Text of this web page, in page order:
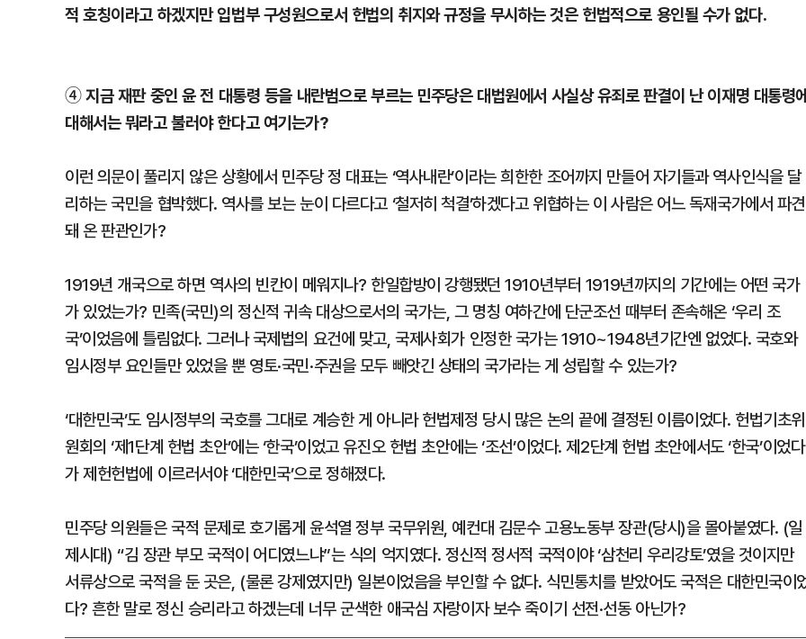
적 호칭이라고 하겠지만 입법부 구성원으로서 헌법의 취지와 규정을 무시하는 것은 헌법적으로 용인될 수가 없다.
④ 지금 재판 중인 윤 전 대통령 등을 내란범으로 부르는 민주당은 대법원에서 사실상 유죄로 판결이 난 이재명 대통령
대해서는 뭐라고 불러야 한다고 여기는가?
이런 의문이 풀리지 않은 상황에서 민주당 정 대표는 ‘역사내란’이라는 희한한 조어까지 만들어 자기들과 역사인식을 달
리하는 국민을 협박했다. 역사를 보는 눈이 다르다고 ‘철저히 척결’하겠다고 위협하는 이 사람은 어느 독재국가에서 파견
돼 온 판관인가?
1919년 개국으로 하면 역사의 빈칸이 메워지나? 한일합방이 강행됐던 1910년부터 1919년까지의 기간에는 어떤 국가
가 있었는가? 민족(국민)의 정신적 귀속 대상으로서의 국가는, 그 명칭 여하간에 단군조선 때부터 존속해온 ‘우리 조
국’이었음에 틀림없다. 그러나 국제법의 요건에 맞고, 국제사회가 인정한 국가는 1910~1948년기간엔 없었다. 국호와
임시정부 요인들만 있었을 뿐 영토·국민·주권을 모두 빼앗긴 상태의 국가라는 게 성립할 수 있는가?
‘대한민국’도 임시정부의 국호를 그대로 계승한 게 아니라 헌법제정 당시 많은 논의 끝에 결정된 이름이었다. 헌법기초위
원회의 ‘제1단계 헌법 초안’에는 ‘한국’이었고 유진오 헌법 초안에는 ‘조선’이었다. 제2단계 헌법 초안에서도 ‘한국’이었다
가 제헌헌법에 이르러서야 ‘대한민국’으로 정해졌다.
민주당 의원들은 국적 문제로 호기롭게 윤석열 정부 국무위원, 예컨대 김문수 고용노동부 장관(당시)을 몰아붙였다. (일
제시대) “김 장관 부모 국적이 어디였느냐”는 식의 억지였다. 정신적 정서적 국적이야 ‘삼천리 우리강토’였을 것이지만
서류상으로 국적을 둔 곳은, (물론 강제였지만) 일본이었음을 부인할 수 없다. 식민통치를 받았어도 국적은 대한민국이
다? 흔한 말로 정신 승리라고 하겠는데 너무 군색한 애국심 자랑이자 보수 죽이기 선전·선동 아닌가?